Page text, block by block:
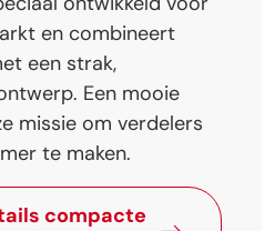
en combineert
een strak,
Een mooie
missie om verdelers
te maken.
compacte